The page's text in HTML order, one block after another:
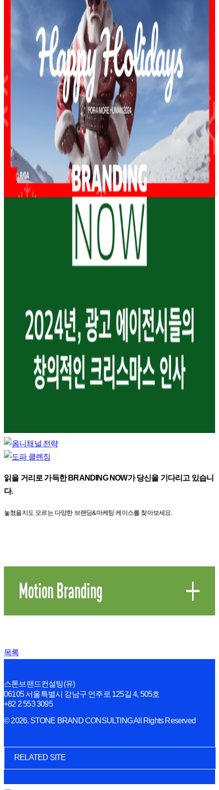
읽을 거리로 가득한 BRANDING NOW가 당신을 기다리고 있습니
다.
놓쳤을지도 모르는 다양한 브랜딩&마케팅 케이스를 찾아보세요.
목록
스톤브랜드컨설팅(유)
06105 서울특별시 강남구 언주로 125길 4, 505호
+82 2 553 3095
© 2026. STONE BRAND CONSULTING All Rights Reserved
RELATED SITE